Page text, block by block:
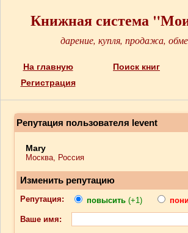
Книжная система
дарение, купля, продажа,
На главную Поиск книг
Регистрация
Репутация пользователя levent
Mary
Москва, Россия
Изменить репутацию
Репутация: повысить (+1)
Ваше имя: